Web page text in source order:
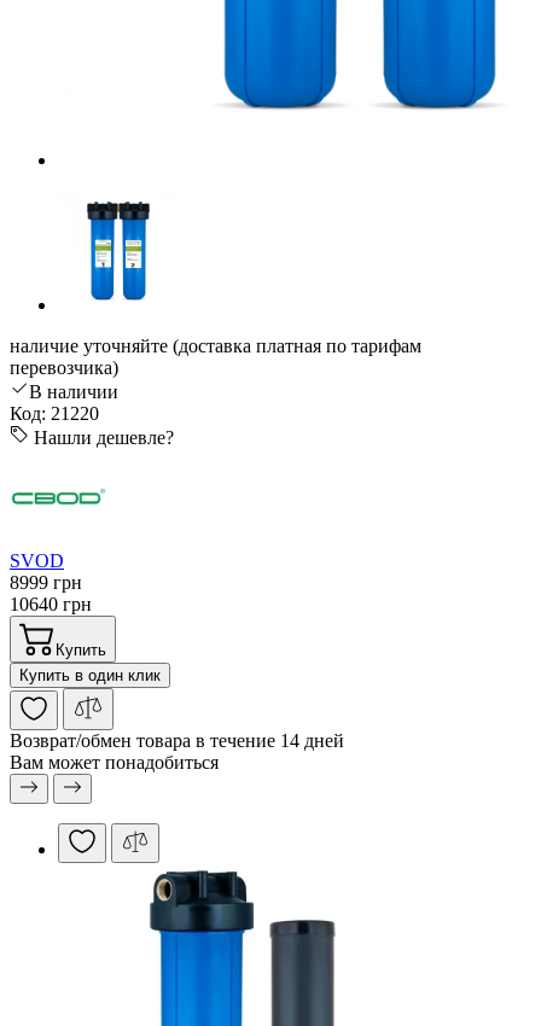
наличие уточняйте (доставка платная по тарифам
перевозчика)
В наличии
Код: 21220
Нашли дешевле?
SVOD
8999 грн
10640 грн
Купить
Купить в один клик
Возврат/обмен товара в течение 14 дней
Вам может понадобиться